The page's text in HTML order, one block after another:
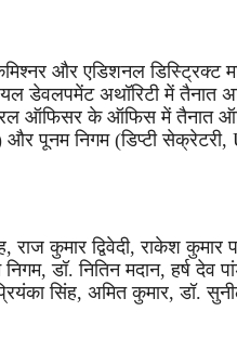
और एडिशनल डिस्ट्रिक्ट
डेवलपमेंट अथॉरिटी में तैनात
ऑफिसर के ऑफिस में तैनात
पूनम निगम (डिप्टी सेक्रेटरी,
राज कुमार द्विवेदी, राकेश कुमार
डॉ. नितिन मदान, हर्ष देव
सिंह, अमित कुमार, डॉ.